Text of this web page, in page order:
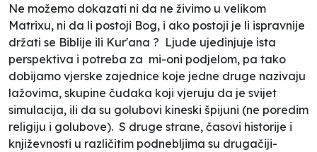
Ne možemo dokazati ni da ne živimo u velikom
Matrixu, ni da li postoji Bog, i ako postoji je li ispravnije
držati se Biblije ili Kur'ana ? Ljude ujedinjuje ista
perspektiva i potreba za mi-oni podjelom, pa tako
dobijamo vjerske zajednice koje jedne druge nazivaju
lažovima, skupine čudaka koji vjeruju da je svijet
simulacija, ili da su golubovi kineski špijuni (ne poredim
religiju i golubove). S druge strane, časovi historije i
književnosti u različitim podnebljima su drugačiji-